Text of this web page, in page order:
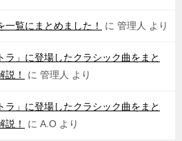
覧にまとめました！ に 管理人 より
ラ」に登場したクラシック曲をまと
説！
に 管理人 より
ラ」に登場したクラシック曲をまと
説！
に A.O より